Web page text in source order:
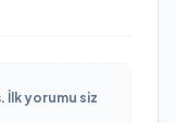
İlk yorumu siz